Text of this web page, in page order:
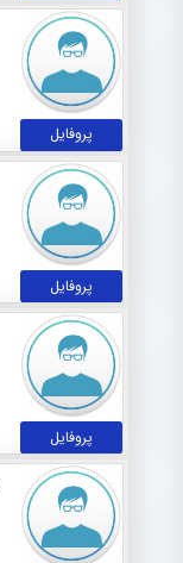
پروفایل
پروفایل
پروفایل